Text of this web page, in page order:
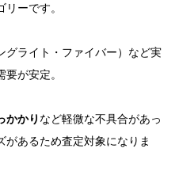
ーです。
グライト・ファイバー）など実
が安定。
かかり など軽微な不具合があっ
あるため査定対象になりま